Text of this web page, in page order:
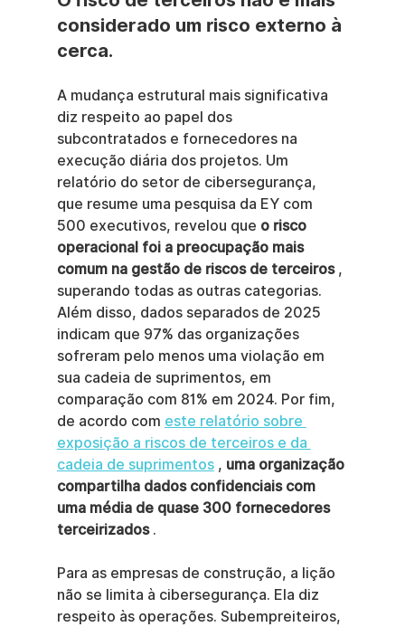
considerado um risco externo à
cerca.
A mudança estrutural mais significativa
diz respeito ao papel dos
subcontratados e fornecedores na
execução diária dos projetos. Um
relatório do setor de cibersegurança,
que resume uma pesquisa da EY com
500 executivos, revelou que o risco
operacional foi a preocupação mais
comum na gestão de riscos de terceiros ,
superando todas as outras categorias.
Além disso, dados separados de 2025
indicam que 97% das organizações
sofreram pelo menos uma violação em
sua cadeia de suprimentos, em
comparação com 81% em 2024. Por fim,
de acordo com este relatório sobre
exposição a riscos de terceiros e da
cadeia de suprimentos , uma organização
compartilha dados confidenciais com
uma média de quase 300 fornecedores
terceirizados .
Para as empresas de construção, a lição
não se limita à cibersegurança. Ela diz
respeito às operações. Subempreiteiros,